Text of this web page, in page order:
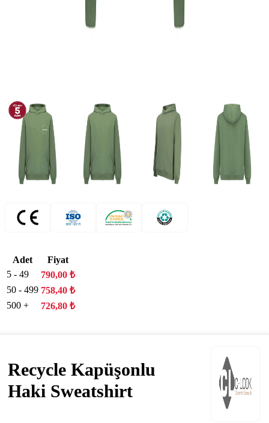
Adet
Fiyat
5 - 49
790,00 ₺
50 - 499 758,40 ₺
500 +
726,80 ₺
Recycle Kapüşonlu
Haki Sweatshirt